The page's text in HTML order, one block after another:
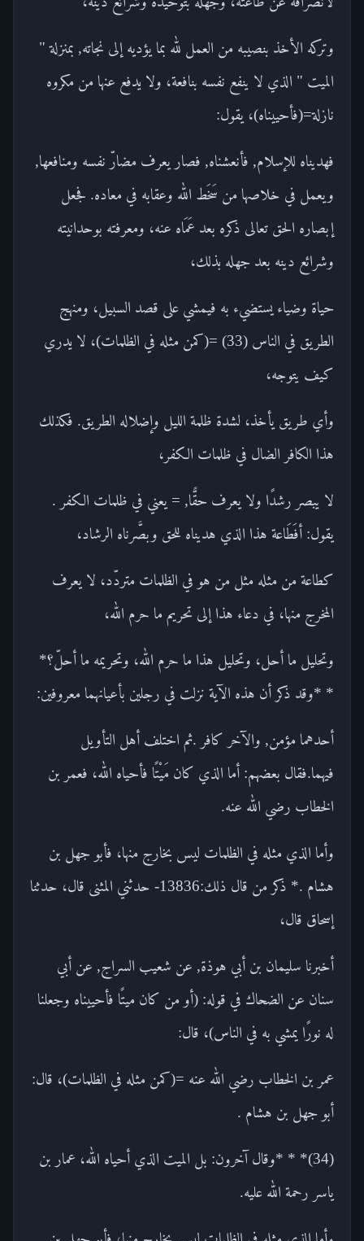
وتركه الأخذ بنصيبه من العمل لله بما يؤديه إلى نجاته, بمنزلة "
الميت " الذي لا ينفع نفسه بنافعة، ولا يدفع عنها من مكروه
نازلة=(فأحييناه)، يقول:
فهديناه للإسلام, فأنعشناه, فصار يعرف مضارّ نفسه ومنافعها,
ويعمل في خلاصها من سَخَط الله وعقابه في معاده. فجعل
إبصاره الحق تعالى ذكره بعد عَمَاه عنه، ومعرفته بوحدانيته
وشرائع دينه بعد جهله بذلك،
حياة وضياء يستضيء به فيمشي على قصد السبيل، ومنهج
الطريق في الناس (33) =(كمن مثله في الظلمات)، لا يدري
كيف يتوجه،
وأي طريق يأخذ، لشدة ظلمة الليل وإضلاله الطريق. فكذلك
هذا الكافر الضال في ظلمات الكفر،
لا يبصر رشدًا ولا يعرف حقًّا, = يعني في ظلمات الكفر .
يقول: أفَطَاعة هذا الذي هديناه للحق وبصَّرناه الرشاد،
كطاعة من مثله مثل من هو في الظلمات متردّد، لا يعرف
المخرج منها، في دعاء هذا إلى تحريم ما حرم الله،
وتحليل ما أحل، وتحليل هذا ما حرم الله، وتحريمه ما أحلّ؟*
* *وقد ذكر أن هذه الآية نزلت في رجلين بأعيانهما معروفين:
أحدهما مؤمن, والآخر كافر .ثم اختلف أهل التأويل
فيهما.فقال بعضهم: أما الذي كان مَيْتًا فأحياه الله، فعمر بن
الخطاب رضي الله عنه.
وأما الذي مثله في الظلمات ليس بخارج منها، فأبو جهل بن
هشام .* ذكر من قال ذلك:13836- حدثني المثنى قال، حدثنا
إسحاق قال،
أخبرنا سليمان بن أبي هوذة, عن شعيب السراج, عن أبي
سنان عن الضحاك في قوله: (أو من كان ميتًا فأحييناه وجعلنا
له نورًا يمشي به في الناس)، قال:
عمر بن الخطاب رضي الله عنه =(كمن مثله في الظلمات)، قال:
أبو جهل بن هشام .
(34)* * *وقال آخرون: بل الميت الذي أحياه الله، عمار بن
ياسر رحمة الله عليه.